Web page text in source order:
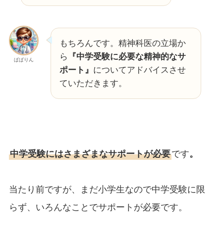
ぱぱりん
もちろんです。精神科医の立場か
ら
『中学受験に必要な精神的なサ
ポート』 についてアドバイスさせ
ていただきます。
中学受験にはさまざまなサポートが必要です。
当たり前ですが、まだ小学生なので中学受験に限
らず、いろんなことでサポートが必要です。